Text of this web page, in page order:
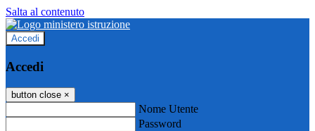
Salta al contenuto
Accedi
Accedi
button close ×
Nome Utente
Password